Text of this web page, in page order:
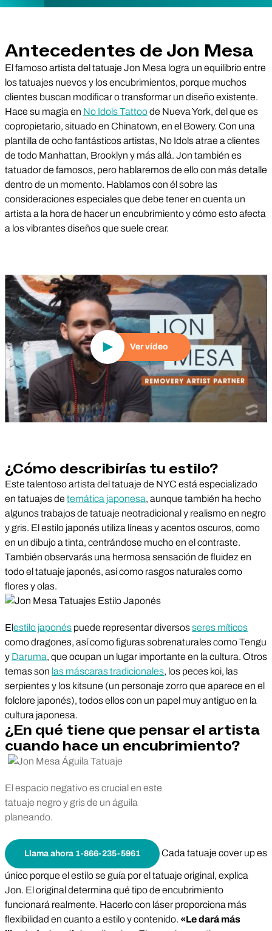
Antecedentes de Jon Mesa
El famoso artista del tatuaje Jon Mesa logra un equilibrio entre
los tatuajes nuevos y los encubrimientos, porque muchos
clientes buscan modificar o transformar un diseño existente.
Hace su magia en No Idols Tattoode Nueva York, del que es
copropietario, situado en Chinatown, en el Bowery. Con una
plantilla de ocho fantásticos artistas, No Idols atrae a clientes
de todo Manhattan, Brooklyn y más allá. Jon también es
tatuador de famosos, pero hablaremos de ello con más detalle
dentro de un momento. Hablamos con él sobre las
consideraciones especiales que debe tener en cuenta un
artista a la hora de hacer un encubrimiento y cómo esto afecta
a los vibrantes diseños que suele crear.
Reproducir vídeo
Ver vídeo
¿Cómo describirías tu estilo?
Este talentoso artista del tatuaje de NYC está especializado
en tatuajes de temática japonesa, aunque también ha hecho
algunos trabajos de tatuaje neotradicional y realismo en negro
y gris. El estilo japonés utiliza líneas y acentos oscuros, como
en un dibujo a tinta, centrándose mucho en el contraste.
También observarás una hermosa sensación de fluidez en
todo el tatuaje japonés, así como rasgos naturales como
flores y olas.
Elestilo japonés puede representar diversosseres míticos
como dragones, así como figuras sobrenaturales como Tengu
y Daruma, que ocupan un lugar importante en la cultura. Otros
temas son las máscaras tradicionales, los peces koi, las
serpientes y los kitsune (un personaje zorro que aparece en el
folclore japonés), todos ellos con un papel muy antiguo en la
cultura japonesa.
¿En qué tiene que pensar el artista
cuando hace un encubrimiento?
El espacio negativo es crucial en este
tatuaje negro y gris de un águila
planeando.
Llama ahora 1-866-235-5961 Cada tatuaje cover up es
único porque el estilo se guía por el tatuaje original, explica
Jon. El original determina qué tipo de encubrimiento
funcionará realmente. Hacerlo con láser proporciona más
flexibilidad en cuanto a estilo y contenido. «Le dará más